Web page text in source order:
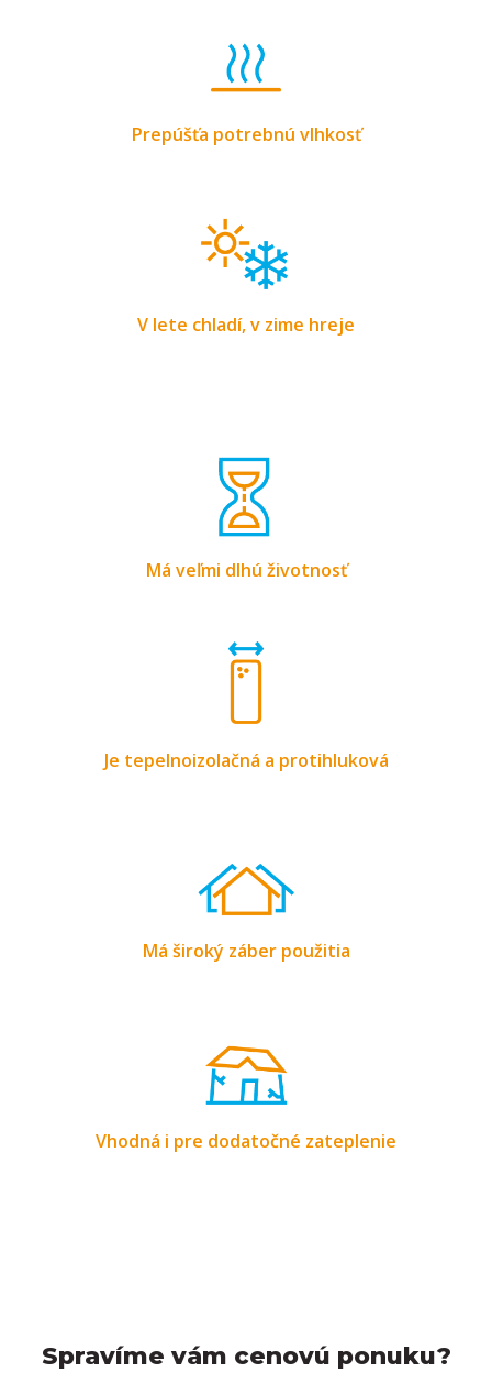
Prepúšťa potrebnú vlhkosť
V lete chladí, v zime hreje
Má veľmi dlhú životnosť
Je tepelnoizolačná a protihluková
Má široký záber použitia
Vhodná i pre dodatočné zateplenie
Spravíme vám cenovú ponuku?